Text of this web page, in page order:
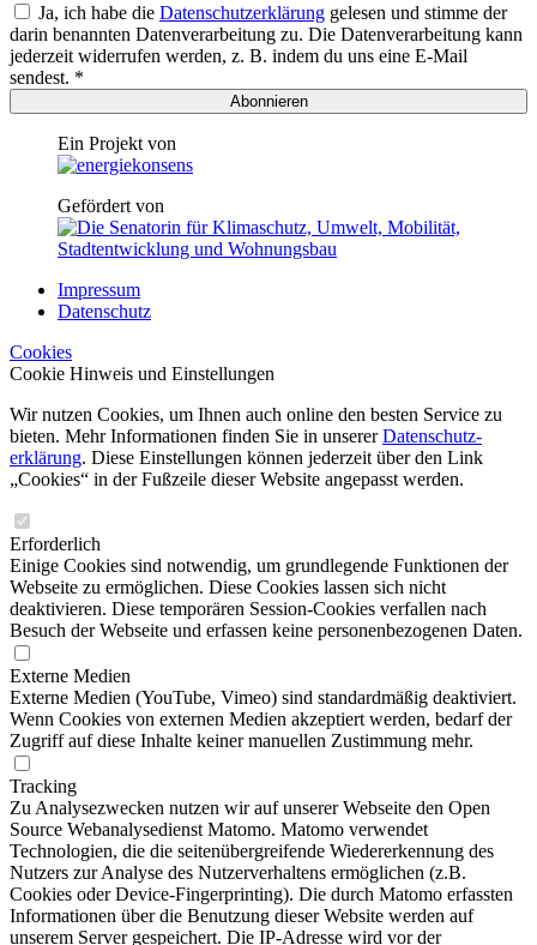
Ja, ich habe die Datenschutzerklärung gelesen und stimme der
darin benannten Daten­verarbeitung zu. Die Datenverarbeitung kann
jederzeit widerrufen werden, z. B. indem du uns eine E-Mail
sendest. *
Abonnieren
Ein Projekt von
Gefördert von
Impressum
Datenschutz
Cookies
Cookie Hinweis und Einstellungen
Wir nutzen Cookies, um Ihnen auch online den besten Service zu
bieten. Mehr Infor­mationen finden Sie in unsererDatenschutz­
erklärung. Diese Einstellungen können jederzeit über den Link
„Cookies“ in der Fußzeile dieser Website angepasst werden.
Erforderlich
Einige Cookies sind notwendig, um grundlegende Funktionen der
Webseite zu ermöglichen. Diese Cookies lassen sich nicht
deaktivieren. Diese temporären Session-Cookies verfallen nach
Besuch der Webseite und erfassen keine personenbezogenen Daten.
Externe Medien
Externe Medien (YouTube, Vimeo) sind standardmäßig deaktiviert.
Wenn Cookies von externen Medien akzeptiert werden, bedarf der
Zugriff auf diese Inhalte keiner manuellen Zustimmung mehr.
Tracking
Zu Analysezwecken nutzen wir auf unserer Webseite den Open
Source Webanalysedienst Matomo. Matomo verwendet
Technologien, die die seitenübergreifende Wiedererkennung des
Nutzers zur Analyse des Nutzerverhaltens ermöglichen (z.B.
Cookies oder Device-Fingerprinting). Die durch Matomo erfassten
Informationen über die Benutzung dieser Website werden auf
unserem Server gespeichert. Die IP-Adresse wird vor der